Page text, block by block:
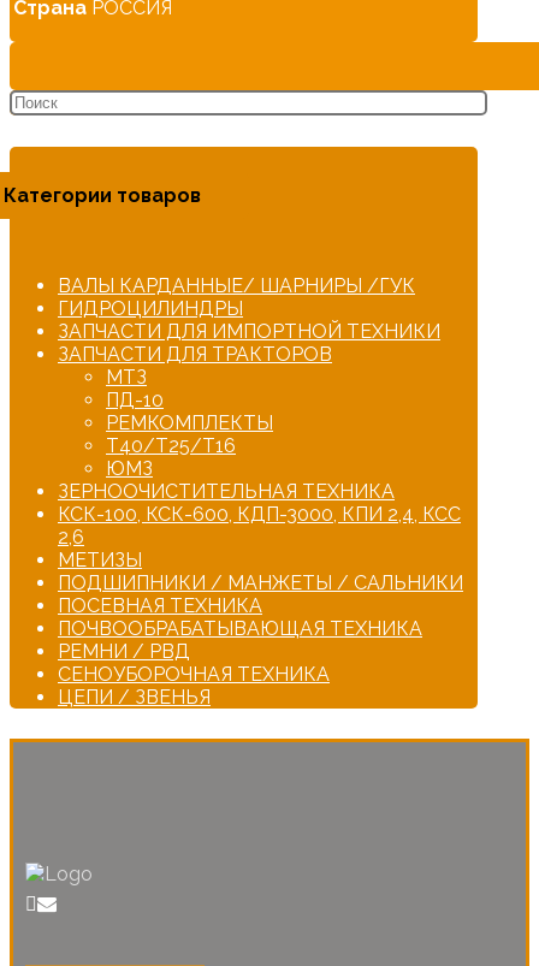
Страна РОССИЯ
Категории товаров
ВАЛЫ КАРДАННЫЕ/ ШАРНИРЫ /ГУК
ГИДРОЦИЛИНДРЫ
ЗАПЧАСТИ ДЛЯ ИМПОРТНОЙ ТЕХНИКИ
ЗАПЧАСТИ ДЛЯ ТРАКТОРОВ
МТЗ
ПД-10
РЕМКОМПЛЕКТЫ
Т40/Т25/Т16
ЮМЗ
ЗЕРНООЧИСТИТЕЛЬНАЯ ТЕХНИКА
КСК-100, КСК-600, КДП-3000, КПИ 2,4, КСС
2,6
МЕТИЗЫ
ПОДШИПНИКИ / МАНЖЕТЫ / САЛЬНИКИ
ПОСЕВНАЯ ТЕХНИКА
ПОЧВООБРАБАТЫВАЮЩАЯ ТЕХНИКА
РЕМНИ / РВД
СЕНОУБОРОЧНАЯ ТЕХНИКА
ЦЕПИ / ЗВЕНЬЯ